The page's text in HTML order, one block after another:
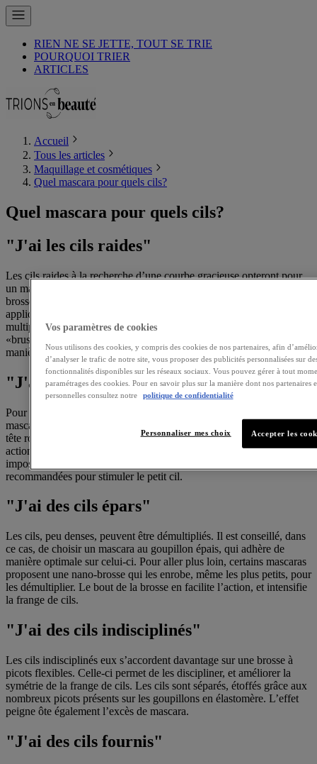
RIEN NE SE JETTE, TOUT SE TRIE
POURQUOI TRIER
ARTICLES
Accueil
Tous les articles
Maquillage et cosmétiques
Quel mascara pour quels cils?
Quel mascara pour quels cils?
"J'ai les cils raides"
Les cils raides à la recherche d’une courbe gracieuse opteront pour
un mascara volumateur qui se différencie des autres mascaras par sa
brosse fournie, et épaisse. Celle-ci épouse le cil et le gaine en
appliquant une large couche de mascara, grâce à un goupillon aux
multiples réservoirs. En parallèle, il existe des brosses dites
«brushing» dont l’action est renforcée par des picots implantés de
manière oblique.
"J'ai de petits cils"
Pour les petits cils, en quête de longueur, mieux vaut choisir pour un
mascara allongeant. Le goupillon de celui-ci peut être affublé d’une
tête ronde, qui, gaine le cil de sa racine jusqu’à sa pointe. Cette
action stimule le cil et donne l’illusion d’une longueur plus
imposante. Par ailleurs, les brosses peignes incurvées sont aussi
recommandées pour stimuler le petit cil.
"J'ai des cils épars"
Les cils, peu denses, peuvent être démultipliés. Il est conseillé, dans
ce cas, de choisir un mascara au goupillon épais, qui adhère de
manière optimale sur celui-ci. Pour aller plus loin, certains mascaras
proposent une nano-brosse qui les enrobe, même les plus petits, pour
les démultiplier. Le bout de la brosse en facilite l’action, et intensifie
la frange de cils.
"J'ai des cils indisciplinés"
Les cils indisciplinés eux s’accordent davantage sur une brosse à
picots flexibles. Celle-ci permet de les discipliner, et améliorer la
symétrie de la frange de cils. Les cils sont séparés, étoffés grâce aux
nombreux picots présents sur les goupillons en élastomère. L’effet
peigne ôte également l’excès de mascara.
"J'ai des cils fournis"
Vos paramètres de cookies
Nous utilisons des cookies, y compris des cookies de nos partenaires, afin
d’analyser le trafic de notre site, vous proposer des publicités personnalisées sur
fonctionnalités disponibles sur les réseaux sociaux. Vous pouvez gérer à tout
paramétrages des cookies. Pour en savoir plus sur la manière dont nos partenaires
personnelles consultez notre
politique de confidentialité
Accepter les
Personnaliser mes choix